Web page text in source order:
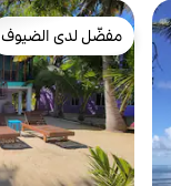
مفضّل لدى الضيوف
مفضّل لدى الضيوف